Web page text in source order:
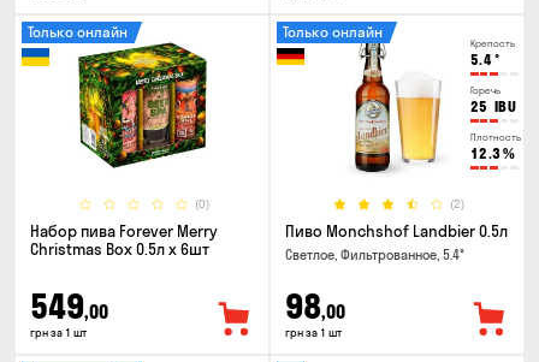
(0)
Только онлайн
Набор пива Forever Merry
Christmas Box 0.5л x 6шт
549,00
грн за 1 шт
Крепость
5.4°
Горечь
25 IBU
Плотность
12.3%
(2)
Только онлайн
Пиво Monchshof Landbier 0.5л
Светлое, Фильтрованное, 5.4°
98,00
грн за 1 шт